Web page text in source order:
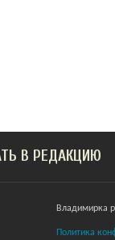
В РЕДАКЦИЮ
Владимирка
Политика